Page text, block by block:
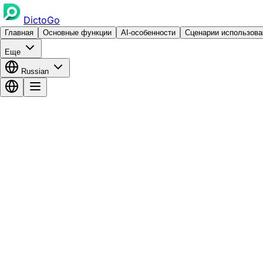
DictoGo
Главная Основные функции AI-особенности Сценарии
Еще
Russian